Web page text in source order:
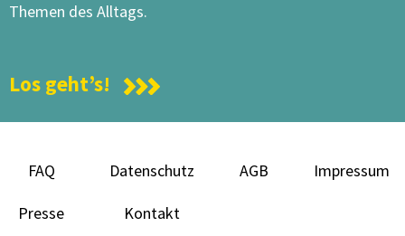
Themen des Alltags.
Los geht’s!
FAQ Datenschutz AGB Impressum
Presse Kontakt